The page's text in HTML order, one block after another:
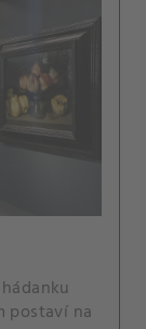
postaví na